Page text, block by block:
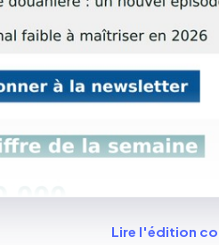
Lire l'édition